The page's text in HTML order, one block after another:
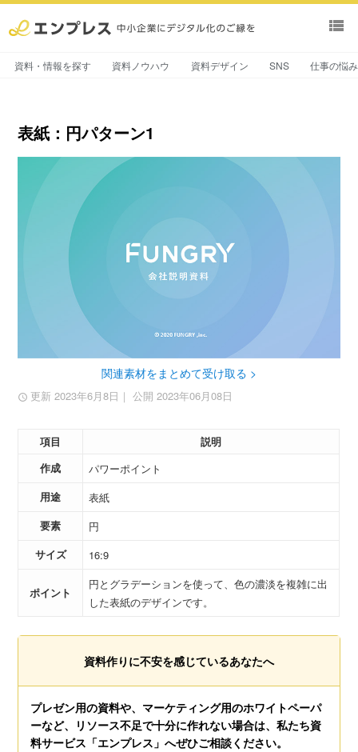
view_list
資料・情報を探す 資料ノウハウ 資料デザイン SNS 仕事の悩
表紙：円パターン1
関連素材をまとめて受け取る >
更新 2023年6月8日 ｜ 公開 2023年06月08日
項目
説明
作成
パワーポイント
用途
表紙
要素
円
サイズ
16:9
ポイント
円とグラデーションを使って、色の濃淡を複雑に出
した表紙のデザインです。
資料作りに不安を感じているあなたへ
プレゼン用の資料や、マーケティング用のホワイトペーパ
ーなど、リソース不足で十分に作れない場合は、私たち資
料サービス「エンプレス」へぜひご相談ください。